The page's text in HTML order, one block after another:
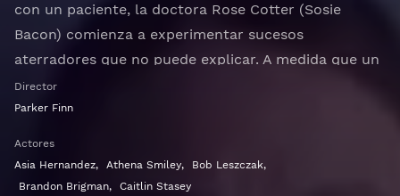
con un paciente, la doctora Rose Cotter (Sosie
Bacon) comienza a experimentar sucesos
aterradores que no puede explicar. A medida que un
miedo sobrecogedor comienza a afectar a todos los
aspectos de su vida, Rose se verá obligada a afrontar
de su terrorífica nueva realidad.
Director
Parker Finn
Actores
Asia Hernandez, Athena Smiley, Bob Leszczak,
Brandon Brigman, Caitlin Stasey